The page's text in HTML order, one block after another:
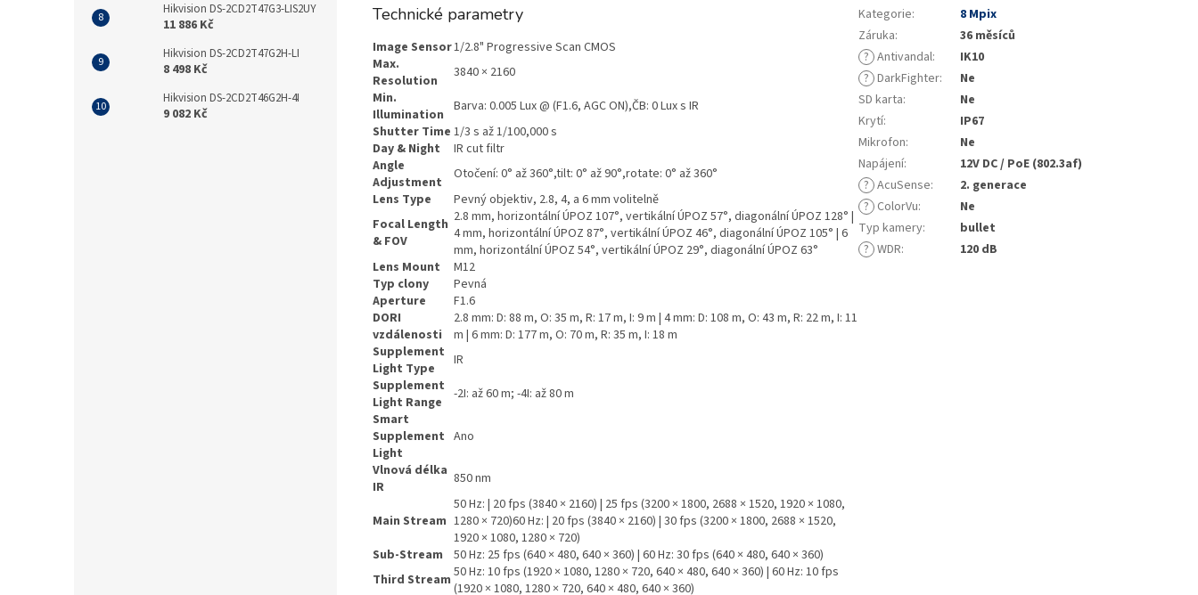
Hikvision DS-2CD2T47G3-LIS2UY
11 886 Kč
Hikvision DS-2CD2T47G2H-LI
8 498 Kč
Hikvision DS-2CD2T46G2H-4I
9 082 Kč
Technické parametry
Image Sensor1/2.8" Progressive Scan CMOS
Max.
Resolution
3840 × 2160
Min.
Illumination Barva: 0.005 Lux @ (F1.6, AGC ON),ČB: 0 Lux s IR
Shutter Time 1/3 s až 1/100,000 s
Day & Night
IR cut filtr
Angle
Adjustment
Otočení: 0° až 360°,tilt: 0° až 90°,rotate: 0° až 360°
Lens Type
Pevný objektiv, 2.8, 4, a 6 mm volitelně
Focal Length
& FOV
2.8 mm, horizontální ÚPOZ 107°, vertikální ÚPOZ 57°, diagonální ÚPOZ 128° |
4 mm, horizontální ÚPOZ 87°, vertikální ÚPOZ 46°, diagonální ÚPOZ 105° | 6
mm, horizontální ÚPOZ 54°, vertikální ÚPOZ 29°, diagonální ÚPOZ 63°
Lens Mount
M12
Typ clony
Pevná
Aperture
F1.6
DORI
vzdálenosti
2.8 mm: D: 88 m, O: 35 m, R: 17 m, I: 9 m | 4 mm: D: 108 m, O: 43 m, R: 22 m, I: 11
m | 6 mm: D: 177 m, O: 70 m, R: 35 m, I: 18 m
Supplement
Light Type
IR
Supplement
Light Range
-2I: až 60 m; -4I: až 80 m
Smart
Supplement
Light
Ano
Vlnová délka
IR
850 nm
Main Stream
50 Hz: | 20 fps (3840 × 2160) | 25 fps (3200 × 1800, 2688 × 1520, 1920 × 1080,
1280 × 720)60 Hz: | 20 fps (3840 × 2160) | 30 fps (3200 × 1800, 2688 × 1520,
1920 × 1080, 1280 × 720)
Sub-Stream
50 Hz: 25 fps (640 × 480, 640 × 360) | 60 Hz: 30 fps (640 × 480, 640 × 360)
Third Stream 50 Hz: 10 fps (1920 × 1080, 1280 × 720, 640 × 480, 640 × 360) | 60 Hz: 10 fps
(1920 × 1080, 1280 × 720, 640 × 480, 640 × 360)
Kategorie:
8 Mpix
Záruka:
36 měsíců
? Antivandal:
IK10
? DarkFighter:
Ne
SD karta:
Ne
Krytí:
IP67
Mikrofon:
Ne
Napájení:
12V DC / PoE (802.3af)
? AcuSense:
2. generace
? ColorVu:
Ne
Typ kamery:
bullet
? WDR: 120 dB